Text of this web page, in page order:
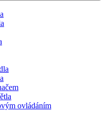
ovládáním